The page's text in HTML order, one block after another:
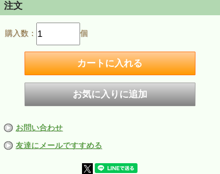
注文
購入数： 個
お問い合わせ
友達にメールですすめる